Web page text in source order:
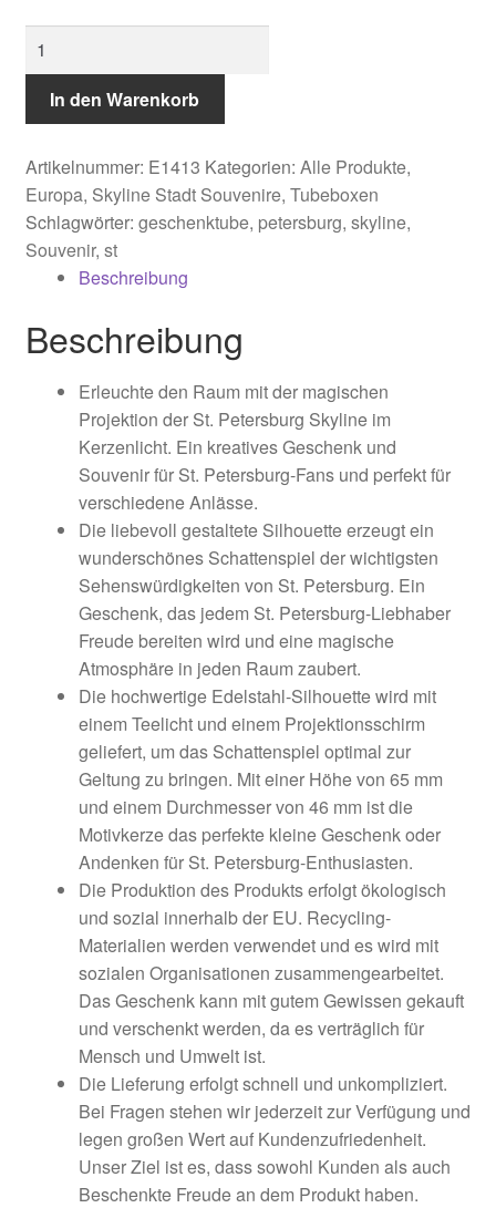
Petersburg
Tubebox
In den Warenkorb
Artikelnummer: E1413 Kategorien: Alle Produkte,
Europa, Skyline Stadt Souvenire, Tubeboxen
Schlagwörter: geschenktube, petersburg, skyline,
Souvenir, st
Beschreibung
Beschreibung
Erleuchte den Raum mit der magischen
Projektion der St. Petersburg Skyline im
Kerzenlicht. Ein kreatives Geschenk und
Souvenir für St. Petersburg-Fans und perfekt für
verschiedene Anlässe.
Die liebevoll gestaltete Silhouette erzeugt ein
wunderschönes Schattenspiel der wichtigsten
Sehenswürdigkeiten von St. Petersburg. Ein
Geschenk, das jedem St. Petersburg-Liebhaber
Freude bereiten wird und eine magische
Atmosphäre in jeden Raum zaubert.
Die hochwertige Edelstahl-Silhouette wird mit
einem Teelicht und einem Projektionsschirm
geliefert, um das Schattenspiel optimal zur
Geltung zu bringen. Mit einer Höhe von 65 mm
und einem Durchmesser von 46 mm ist die
Motivkerze das perfekte kleine Geschenk oder
Andenken für St. Petersburg-Enthusiasten.
Die Produktion des Produkts erfolgt ökologisch
und sozial innerhalb der EU. Recycling-
Materialien werden verwendet und es wird mit
sozialen Organisationen zusammengearbeitet.
Das Geschenk kann mit gutem Gewissen gekauft
und verschenkt werden, da es verträglich für
Mensch und Umwelt ist.
Die Lieferung erfolgt schnell und unkompliziert.
Bei Fragen stehen wir jederzeit zur Verfügung und
legen großen Wert auf Kundenzufriedenheit.
Unser Ziel ist es, dass sowohl Kunden als auch
Beschenkte Freude an dem Produkt haben.